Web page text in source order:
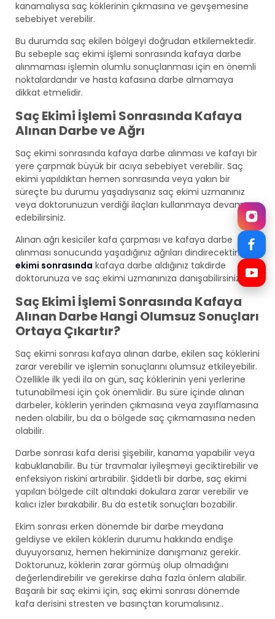
kanamalıysa saç köklerinin çıkmasına ve gevşemesine
sebebiyet verebilir.
Bu durumda saç ekilen bölgeyi doğrudan etkilemektedir.
Bu sebeple saç ekimi işlemi sonrasında kafaya darbe
alınmaması işlemin olumlu sonuçlanması için en önemli
noktalardandır ve hasta kafasına darbe almamaya
dikkat etmelidir.
Saç Ekimi İşlemi Sonrasında Kafaya
Alınan Darbe ve Ağrı
Saç ekimi sonrasında kafaya darbe alınması ve kafayı bir
yere çarpmak büyük bir acıya sebebiyet verebilir. Saç
ekimi yapıldıktan hemen sonrasında veya yakın bir
süreçte bu durumu yaşadıysanız saç ekimi uzmanınız
veya doktorunuzun verdiği ilaçları kullanmaya devam
edebilirsiniz.
Alınan ağrı kesiciler kafa çarpması ve kafaya darbe
alınması sonucunda yaşadığınız ağrıları dindirecektir.
Saç
ekimi sonrasında kafaya darbe aldığınız takdirde
doktorunuza ve saç ekimi uzmanınıza danışabilirsiniz.
Saç Ekimi İşlemi Sonrasında Kafaya
Alınan Darbe Hangi Olumsuz Sonuçları
Ortaya Çıkartır?
Saç ekimi sonrası kafaya alınan darbe, ekilen saç köklerini
zarar verebilir ve işlemin sonuçlarını olumsuz etkileyebilir.
Özellikle ilk yedi ila on gün, saç köklerinin yeni yerlerine
tutunabilmesi için çok önemlidir. Bu süre içinde alınan
darbeler, köklerin yerinden çıkmasına veya zayıflamasına
neden olabilir, bu da o bölgede saç çıkmamasına neden
olabilir.
Darbe sonrası kafa derisi şişebilir, kanama yapabilir veya
kabuklanabilir. Bu tür travmalar iyileşmeyi geciktirebilir ve
enfeksiyon riskini artırabilir. Şiddetli bir darbe, saç ekimi
yapılan bölgede cilt altındaki dokulara zarar verebilir ve
kalıcı izler bırakabilir. Bu da estetik sonuçları bozabilir.
Ekim sonrası erken dönemde bir darbe meydana
geldiyse ve ekilen köklerin durumu hakkında endişe
duyuyorsanız, hemen hekiminize danışmanız gerekir.
Doktorunuz, köklerin zarar görmüş olup olmadığını
değerlendirebilir ve gerekirse daha fazla önlem alabilir.
Başarılı bir saç ekimi için, saç ekimi sonrası dönemde
kafa derisini stresten ve basınçtan korumalısınız..